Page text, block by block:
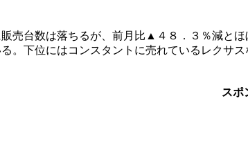
売台数は落ちるが、前月比▲４８．３％減と
。下位にはコンスタントに売れているレクサス
スポ